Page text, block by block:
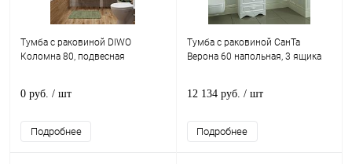
Тумба с раковиной DIWO
Коломна 80, подвесная
0 руб. / шт
Подробнее
Тумба с раковиной СанТа
Верона 60 напольная, 3 ящика
12 134 руб. / шт
Подробнее